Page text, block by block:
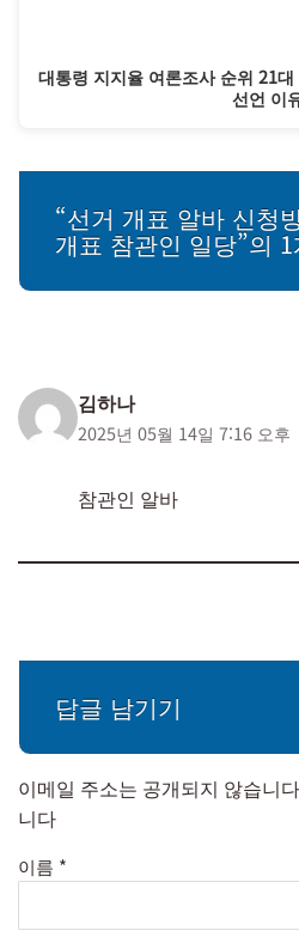
대통령 지지율 여론조사 순위 21
선언 이
“선거 개표 알바 신청
개표 참관인 일당”의
김하나
2025년 05월 14일 7:16 오후
참관인 알바
답글 남기기
이메일 주소는 공개되지 않습니
니다
이름 *